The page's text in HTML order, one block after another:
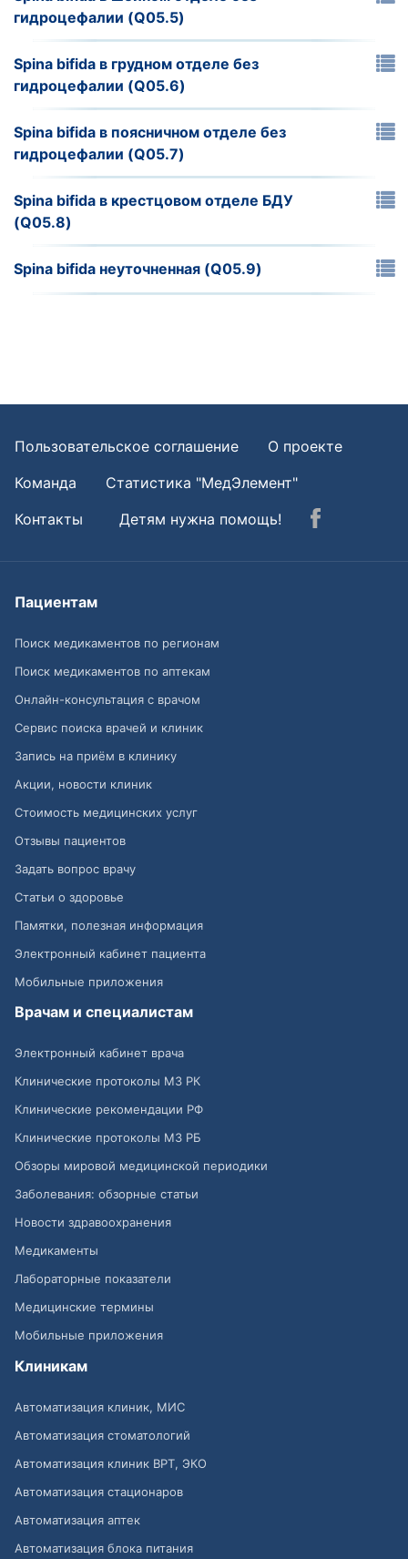
гидроцефалии (Q05.5)
Spina bifida в грудном отделе без
гидроцефалии (Q05.6)
Spina bifida в поясничном отделе без
гидроцефалии (Q05.7)
Spina bifida в крестцовом отделе БДУ
(Q05.8)
Spina bifida неуточненная (Q05.9)
Пользовательское соглашение
О проекте
Команда
Статистика "МедЭлемент"
Контакты
Детям нужна помощь!
Пациентам
Поиск медикаментов по регионам
Поиск медикаментов по аптекам
Онлайн-консультация с врачом
Сервис поиска врачей и клиник
Запись на приём в клинику
Акции, новости клиник
Стоимость медицинских услуг
Отзывы пациентов
Задать вопрос врачу
Статьи о здоровье
Памятки, полезная информация
Электронный кабинет пациента
Мобильные приложения
Врачам и специалистам
Электронный кабинет врача
Клинические протоколы МЗ РК
Клинические рекомендации РФ
Клинические протоколы МЗ РБ
Обзоры мировой медицинской периодики
Заболевания: обзорные статьи
Новости здравоохранения
Медикаменты
Лабораторные показатели
Медицинские термины
Мобильные приложения
Клиникам
Автоматизация клиник, МИС
Автоматизация стоматологий
Автоматизация клиник ВРТ, ЭКО
Автоматизация стационаров
Автоматизация аптек
Автоматизация блока питания